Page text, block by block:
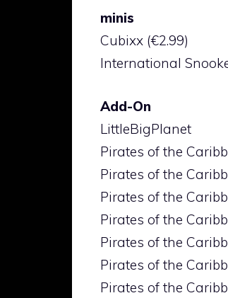
minis
Cubixx (€2.99)
International
Add-On
LittleBigPlanet
Pirates of the
Pirates of the
Pirates of the
Pirates of the
Pirates of the
Pirates of the
Pirates of the